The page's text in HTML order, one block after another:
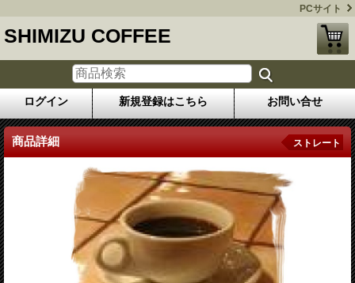
PCサイト
SHIMIZU COFFEE
ログイン 新規登録はこちら お問い合せ
商品詳細 ストレート